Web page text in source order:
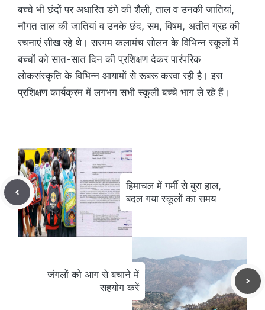
बच्चे भी छंदों पर अधारित डंगे की शैली, ताल व उनकी जातियां,
नौगत ताल की जातियां व उनके छंद, सम, विषम, अतीत ग्रह की
रचनाएं सीख रहे थे। सरगम कलामंच सोलन के विभिन्न स्कूलों में
बच्चों को सात-सात दिन की प्रशिक्षण देकर पारंपरिक
लोकसंस्कृति के विभिन्न आयामों से रूबरू करवा रही है। इस
प्रशिक्षण कार्यक्रम में लगभग सभी स्कूली बच्चे भाग ले रहे हैं।
हिमाचल में गर्मी से बुरा हाल,
बदल गया स्कूलों का समय
जंगलों को आग से बचाने में
सहयोग करें